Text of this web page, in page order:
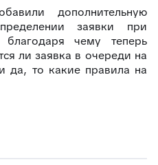
дополнительную
заявки при
чему теперь
ли заявка в очереди на
да, то какие правила на